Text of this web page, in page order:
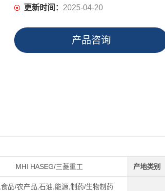
更新时间： 2025-04-20
产品咨询
MHI HASEG/三菱重工 产地类别
品/农产品,石油,能源,制药/生物制药